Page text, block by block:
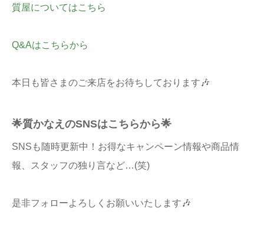
質屋についてはこちら
Q&Aはこちらから
本日も皆さまのご来店をお待ちしております🎶
🌟質かなえのSNSはこちらから🌟
SNSも随時更新中！お得なキャンペーン情報や商品情
報、スタッフの独り言など…(笑)
是非フォローよろしくお願いいたします🎶